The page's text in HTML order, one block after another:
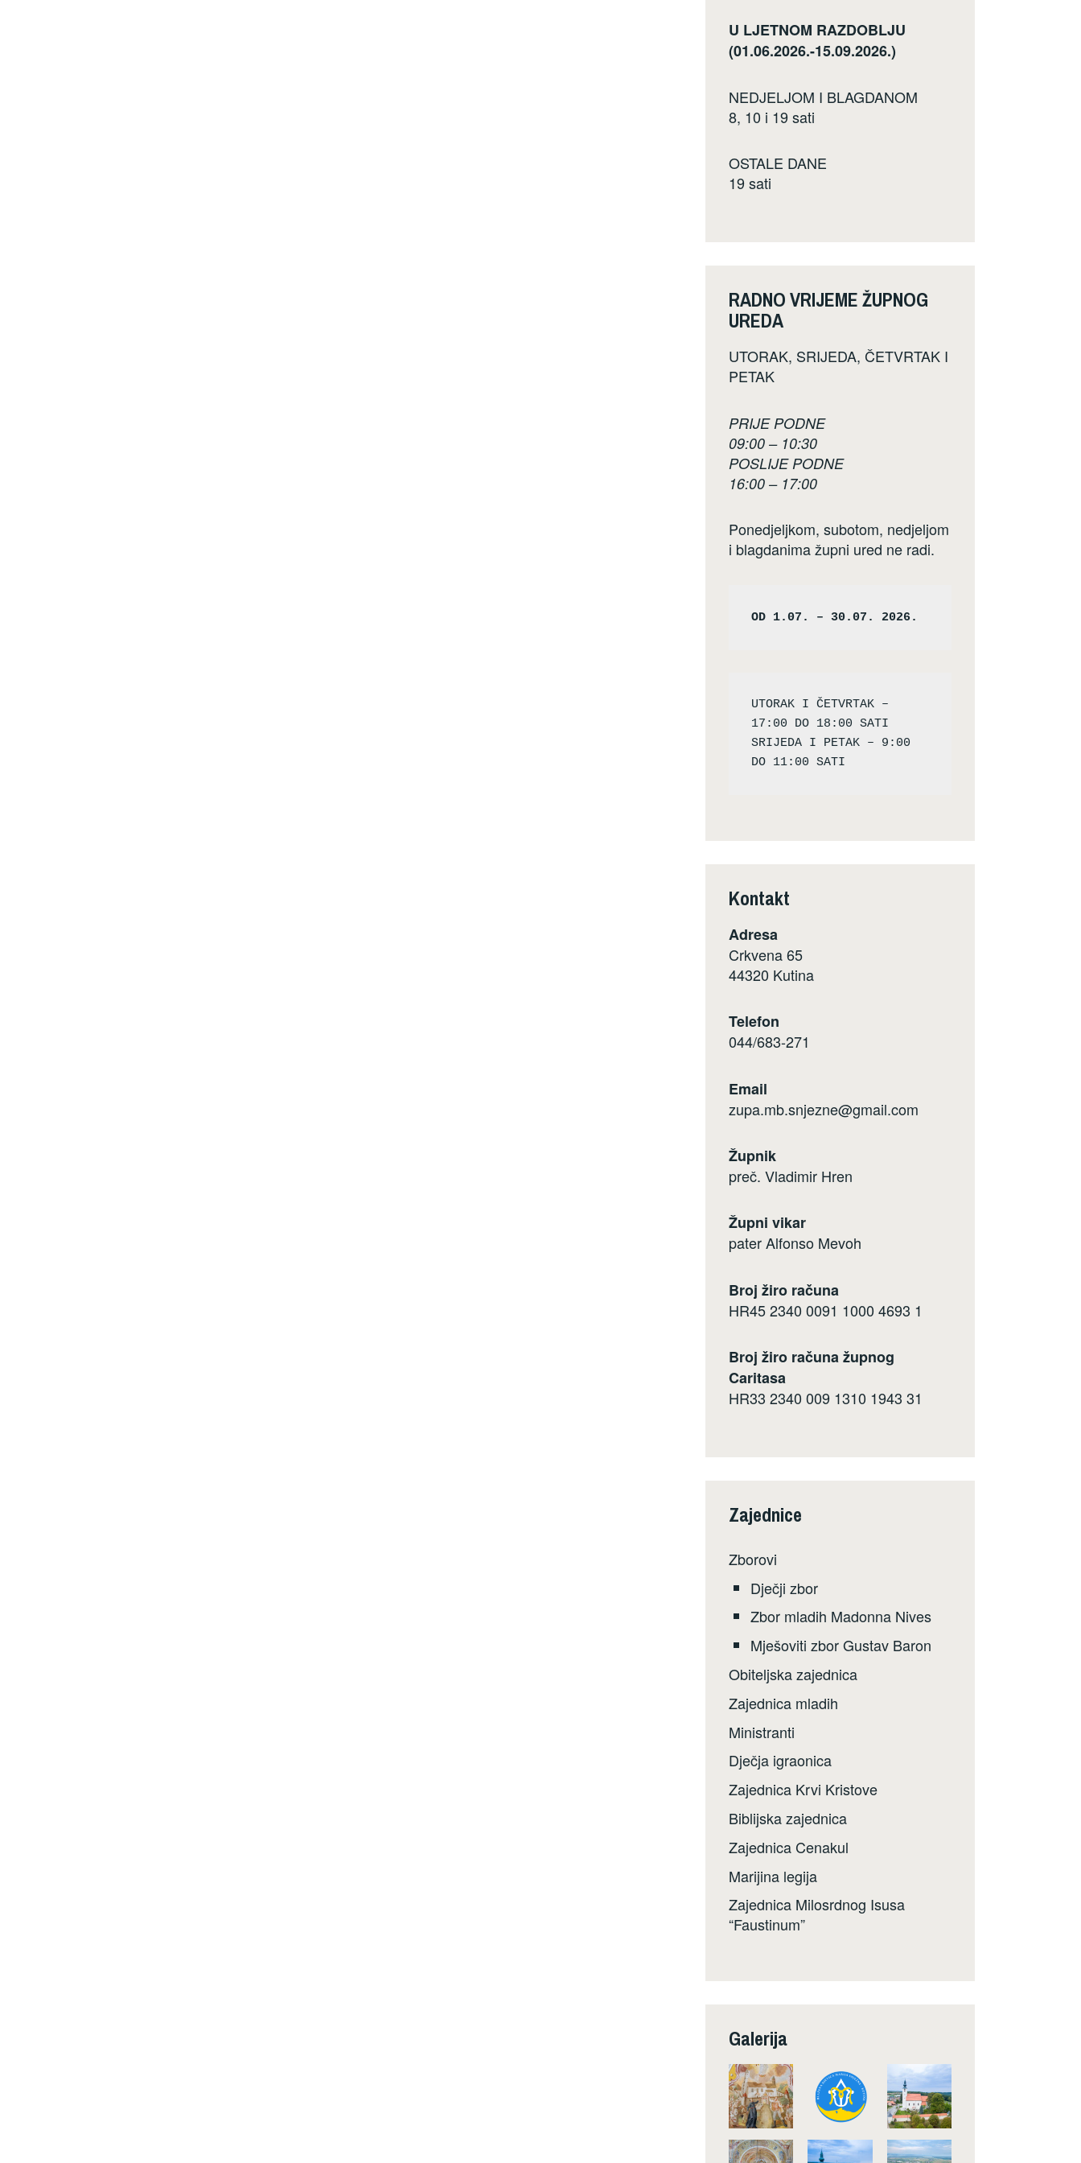
U LJETNOM RAZDOBLJU
(01.06.2026.-15.09.2026.)
NEDJELJOM I BLAGDANOM
8, 10 i 19 sati
OSTALE DANE
19 sati
RADNO VRIJEME ŽUPNOG
UREDA
UTORAK, SRIJEDA, ČETVRTAK I
PETAK
PRIJE PODNE
09:00 – 10:30
POSLIJE PODNE
16:00 – 17:00
Ponedjeljkom, subotom, nedjeljom
i blagdanima župni ured ne radi.
OD 1.07. – 30.07. 2026.
UTORAK I ČETVRTAK –
17:00 DO 18:00 SATI
SRIJEDA I PETAK – 9:00
Kontakt
Adresa
Crkvena 65
44320 Kutina
Telefon
044/683-271
Email
zupa.mb.snjezne@gmail.com
Župnik
preč. Vladimir Hren
Župni vikar
pater Alfonso Mevoh
Broj žiro računa
HR45 2340 0091 1000 4693 1
Broj žiro računa župnog
Caritasa
HR33 2340 009 1310 1943 31
Zajednice
Zborovi
Dječji zbor
Zbor mladih Madonna Nives
Mješoviti zbor Gustav Baron
Obiteljska zajednica
Zajednica mladih
Ministranti
Dječja igraonica
Zajednica Krvi Kristove
Biblijska zajednica
Zajednica Cenakul
Marijina legija
Zajednica Milosrdnog Isusa
“Faustinum”
Galerija